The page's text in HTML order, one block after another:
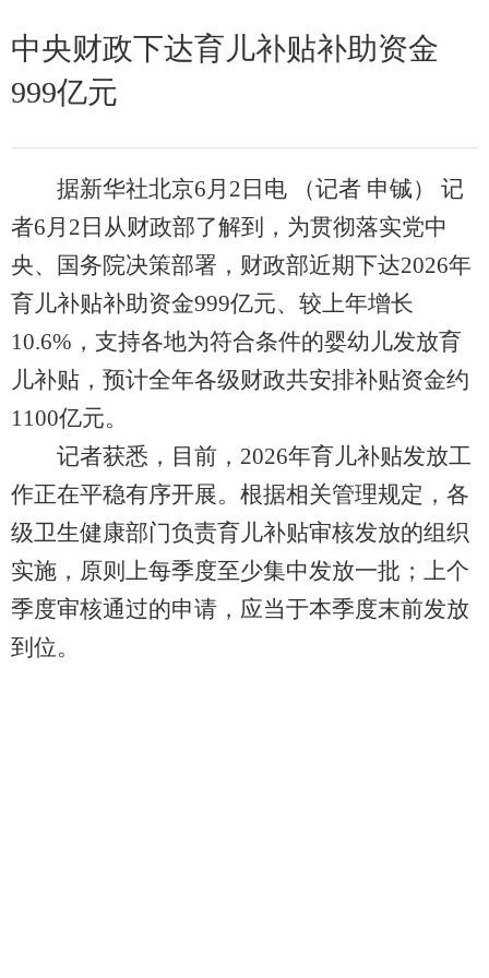
中央财政下达育儿补贴补助资金
999亿元
据新华社北京6月2日电 （记者 申铖） 记
者6月2日从财政部了解到，为贯彻落实党中
央、国务院决策部署，财政部近期下达2026年
育儿补贴补助资金999亿元、较上年增长
10.6%，支持各地为符合条件的婴幼儿发放育
儿补贴，预计全年各级财政共安排补贴资金约
1100亿元。
记者获悉，目前，2026年育儿补贴发放工
作正在平稳有序开展。根据相关管理规定，各
级卫生健康部门负责育儿补贴审核发放的组织
实施，原则上每季度至少集中发放一批；上个
季度审核通过的申请，应当于本季度末前发放
到位。